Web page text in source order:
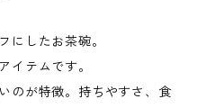
にしたお茶碗。
イテムです。
のが特徴。持ちやすさ、食